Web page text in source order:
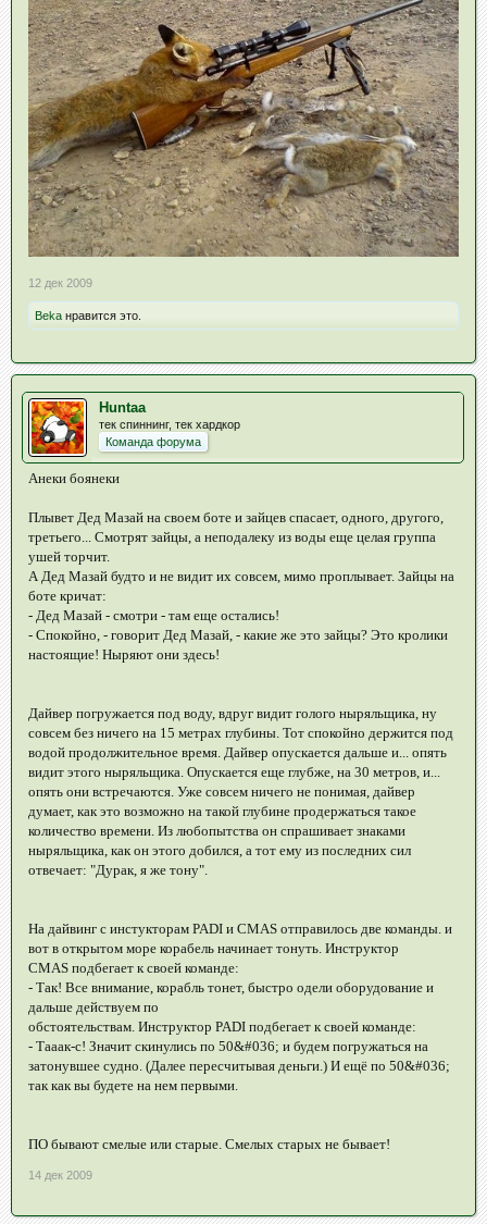
12 дек 2009
Beka нравится это.
Huntaa
тек спиннинг, тек хардкор
Команда форума
Анеки боянеки
Плывет Дед Мазай на своем боте и зайцев спасает, одного, другого,
третьего... Смотрят зайцы, а неподалеку из воды еще целая группа
ушей торчит.
А Дед Мазай будто и не видит их совсем, мимо проплывает. Зайцы на
боте кричат:
- Дед Мазай - смотри - там еще остались!
- Спокойно, - говорит Дед Мазай, - какие же это зайцы? Это кролики
настоящие! Ныряют они здесь!
Дайвер погружается под воду, вдруг видит голого ныряльщика, ну
совсем без ничего на 15 метрах глубины. Тот спокойно держится под
водой продолжительное время. Дайвер опускается дальше и... опять
видит этого ныряльщика. Опускается еще глубже, на 30 метров, и...
опять они встречаются. Уже совсем ничего не понимая, дайвер
думает, как это возможно на такой глубине продержаться такое
количество времени. Из любопытства он спрашивает знаками
ныряльщика, как он этого добился, а тот ему из последних сил
отвечает: "Дурак, я же тону".
На дайвинг с инстукторам PADI и CMAS отправилось две команды. и
вот в открытом море корабель начинает тонуть. Инструктор
CMAS подбегает к своей команде:
- Так! Все внимание, корабль тонет, быстро одели оборудование и
дальше действуем по
обстоятельствам. Инструктор PADI подбегает к своей команде:
- Тааак-с! Значит скинулись по 50&#036; и будем погружаться на
затонувшее судно. (Далее пересчитывая деньги.) И ещё по 50&#036;
так как вы будете на нем первыми.
ПО бывают смелые или старые. Смелых старых не бывает!
14 дек 2009